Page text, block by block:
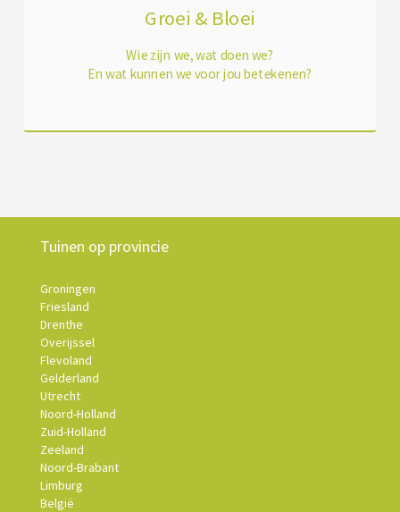
Groei & Bloei
Wie zijn we, wat doen we?
En wat kunnen we voor jou betekenen?
Tuinen op provincie
Groningen
Friesland
Drenthe
Overijssel
Flevoland
Gelderland
Utrecht
Noord-Holland
Zuid-Holland
Zeeland
Noord-Brabant
Limburg
België